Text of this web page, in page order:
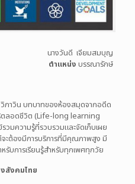
นางวันดี เจียมสมบุญ
ตำแหน่ง บรรณารักษ์
ภาวิน บทบาทของห้องสมุดจากอดีด
ตลอดชีวิต (Life-long learning
วมความรู้ที่รวบรวมและจัดเก็บเผย
ะต้องมีการบริการที่มีคุณภาพสูง มี
รับการเรียนรู้สำหรับทุกเพศทุกวัย
สังคมไทย